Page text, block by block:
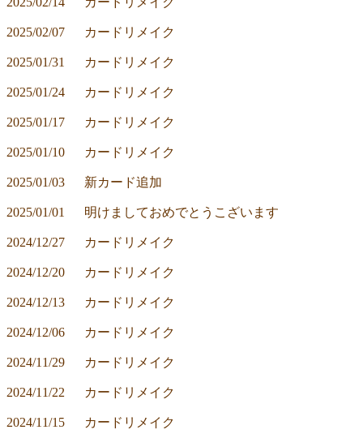
2025/02/07	カードリメイク
2025/01/31	カードリメイク
2025/01/24	カードリメイク
2025/01/17	カードリメイク
2025/01/10	カードリメイク
2025/01/03	新カード追加
2025/01/01	明けましておめでとうこざいます
2024/12/27	カードリメイク
2024/12/20	カードリメイク
2024/12/13	カードリメイク
2024/12/06	カードリメイク
2024/11/29	カードリメイク
2024/11/22	カードリメイク
2024/11/15	カードリメイク